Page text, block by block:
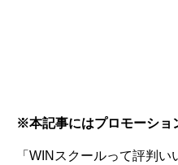
※本記事にはプロモーショ
「WINスクールって評判